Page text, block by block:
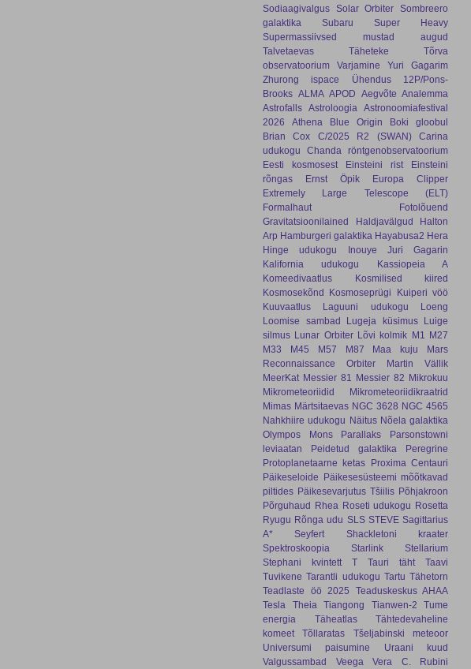
Sodiaagivalgus Solar Orbiter Sombreero
galaktika
Subaru
Super Heavy
Supermassiivsed mustad augud
Talvetaevas
Täheteke
Tõrva
observatoorium
Varjamine
Yuri Gagarim
Zhurong
ispace Ühendus
12P/Pons-
Brooks ALMA APOD Aegvõte Analemma
Astrofalls Astroloogia
Astronoomiafestival
2026
Athena Blue Origin
Boki gloobul
Brian Cox
C/2025 R2 (SWAN)
Carina
udukogu
Chanda röntgenobservatoorium
Eesti kosmosest
Einsteini rist
Einsteini
rõngas
Ernst Öpik
Europa Clipper
Extremely Large Telescope (ELT)
Formalhaut
Fotolõuend
Gravitatsioonilained
Haldjavälgud
Halton
Arp Hamburgeri galaktika Hayabusa2 Hera
Hinge udukogu
Inouye
Juri Gagarin
Kalifornia udukogu
Kassiopeia A
Komeedivaatlus
Kosmilised kiired
Kosmosekõnd Kosmoseprügi
Kuiperi vöö
Kuuvaatlus
Laguuni udukogu
Loeng
Loomise sambad
Lugeja küsimus
Luige
silmus Lunar Orbiter Lõvi kolmik M1
M27
M33
M45 M57 M87 Maa kuju
Mars
Reconnaissance Orbiter
Martin Vällik
MeerKat Messier 81 Messier 82 Mikrokuu
Mikrometeoriidid
Mikrometeoriidikraatrid
Mimas Märtsitaevas NGC 3628 NGC 4565
Nahkhiire udukogu Näitus Nõela galaktika
Olympos Mons
Parallaks
Parsonstowni
leviaatan
Peidetud galaktika
Peregrine
Protoplanetaarne ketas Proxima Centauri
Päikeseloide Päikesesüsteemi mõõtkavad
piltides Päikesevarjutus Tšiilis Põhjakroon
Põrguhaud Rhea Roseti udukogu Rosetta
Ryugu Rõnga udu SLS STEVE Sagittarius
A*
Seyfert
Shackletoni kraater
Spektroskoopia
Starlink
Stellarium
Stephani kvintett
T Tauri täht
Taavi
Tuvikene Tarantli udukogu Tartu Tähetorn
Teadlaste öö 2025
Teaduskeskus AHAA
Tesla
Theia Tiangong Tianwen-2
Tume
energia
Täheatlas
Tähtedevaheline
komeet
Tõllaratas
Tšeljabinski meteoor
Universumi paisumine
Uraani kuud
Valgussambad
Veega
Vera C. Rubini